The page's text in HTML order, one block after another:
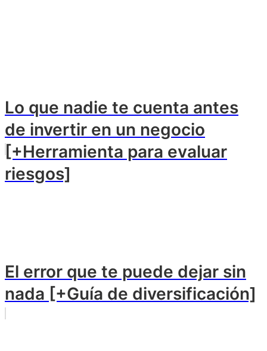
Lo que nadie te cuenta antes
de invertir en un negocio
[+Herramienta para evaluar
riesgos]
El error que te puede dejar sin
nada [+Guía de diversificación]